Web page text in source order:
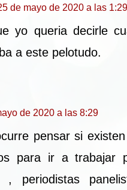
de mayo de 2020 a las 1:29
yo queria decirle
a este pelotudo.
de 2020 a las 8:29
pensar si
para ir a trabajar
, periodistas